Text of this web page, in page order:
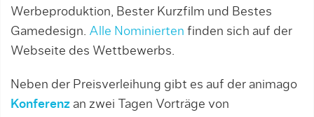
Werbeproduktion, Bester Kurzfilm und Bestes
Gamedesign. Alle Nominierten finden sich auf der
Webseite des Wettbewerbs.
Neben der Preisverleihung gibt es auf der animago
Konferenz an zwei Tagen Vorträge von